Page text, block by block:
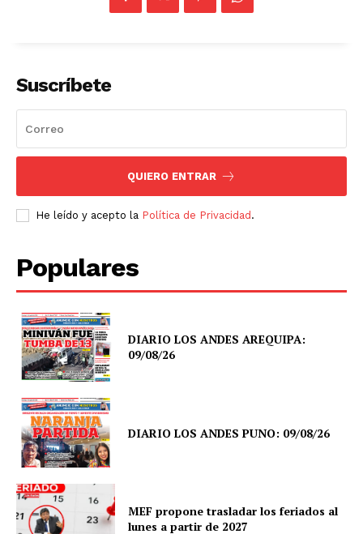
Suscríbete
QUIERO ENTRAR
He leído y acepto la Política de Privacidad.
Populares
DIARIO LOS ANDES AREQUIPA:
09/08/26
DIARIO LOS ANDES PUNO: 09/08/26
MEF propone trasladar los feriados al
lunes a partir de 2027